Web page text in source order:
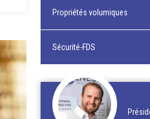
Propriétés volumiques
Sécurité-FDS